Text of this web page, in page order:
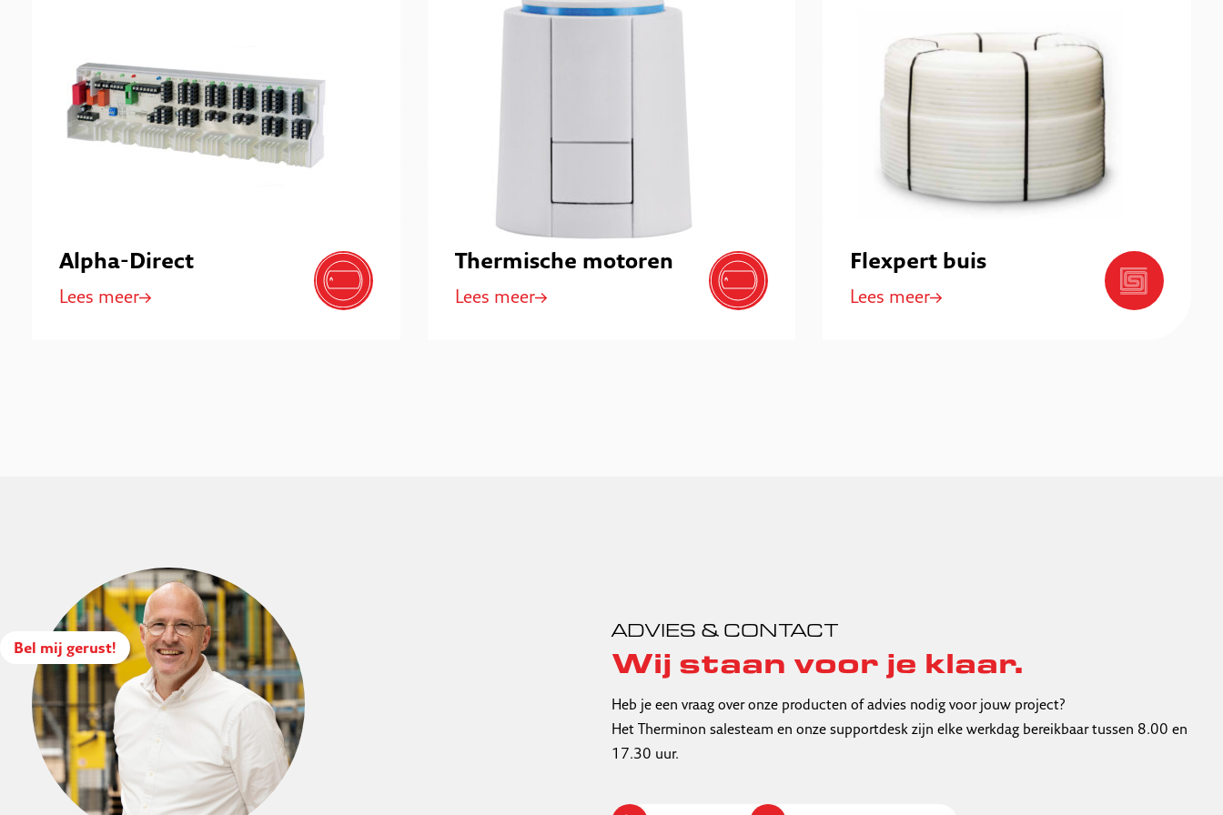
Alpha-Direct
Lees meer
Thermische motoren
Lees meer
Flexpert buis
Lees meer
Bel mij gerust!
ADVIES & CONTACT
Wij staan voor je klaar.
Heb je een vraag over onze producten of advies nodig voor jouw project?
Het Therminon salesteam en onze supportdesk zijn elke werkdag bereikbaar tussen 8.00 en
17.30 uur.